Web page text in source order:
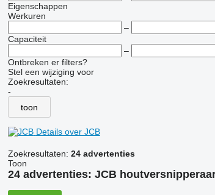
Eigenschappen
Werkuren
–
Capaciteit
–
Ontbreken er filters?
Stel een wijziging voor
Zoekresultaten:
-
toon
Details over JCB
Zoekresultaten: 24 advertenties
Toon
24 advertenties: JCB